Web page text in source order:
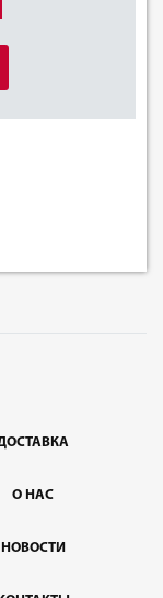
О НАС
НОВОСТИ